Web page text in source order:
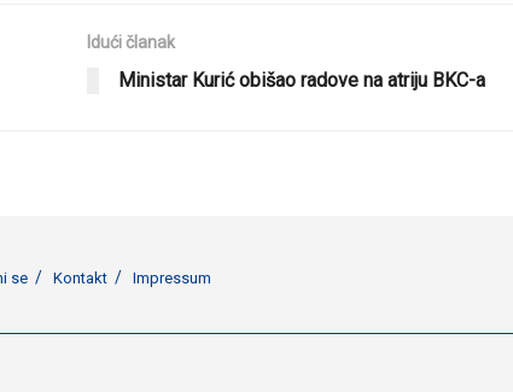
Idući članak
Ministar Kurić obišao radove na atriju BKC-a
se Kontakt Impressum